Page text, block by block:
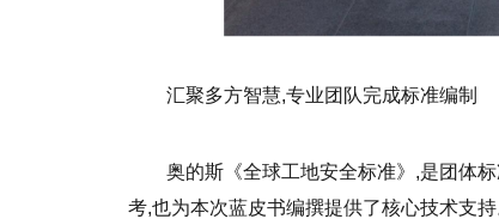
汇聚多方智慧,专业团队完成标准编制
奥的斯《全球工地安全标准》,是团体
考,也为本次蓝皮书编撰提供了核心技术支